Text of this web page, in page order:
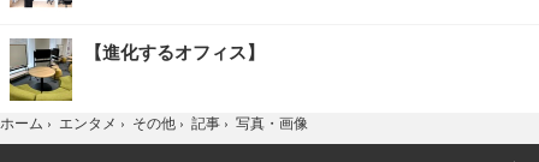
【進化するオフィス】
ホーム › エンタメ › その他 › 記事 › 写真・画像